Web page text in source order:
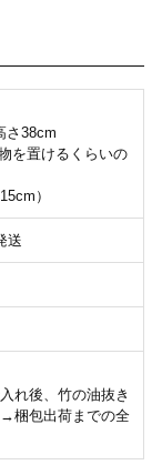
さ38cm
を置けるくらいの
）
送
れ後、竹の油抜き
包出荷までの全